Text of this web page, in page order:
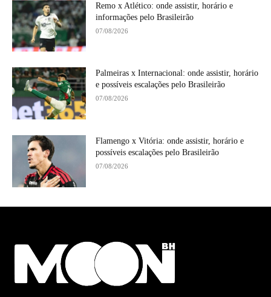
Remo x Atlético: onde assistir, horário e
informações pelo Brasileirão
07/08/2026
Palmeiras x Internacional: onde assistir, horário
e possíveis escalações pelo Brasileirão
07/08/2026
Flamengo x Vitória: onde assistir, horário e
possíveis escalações pelo Brasileirão
07/08/2026